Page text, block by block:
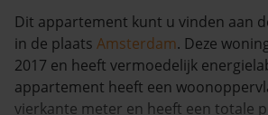
Dit appartement kunt u vinden aan
in de plaats Amsterdam. Deze
2017 en heeft vermoedelijk
appartement heeft een
vierkante meter en heeft een totale